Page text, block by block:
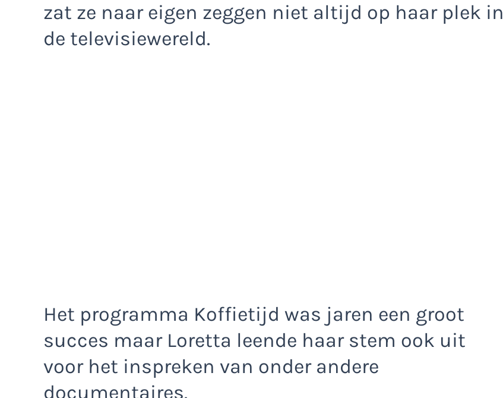
zat ze naar eigen zeggen niet altijd op haar plek in
de televisiewereld.
Het programma Koffietijd was jaren een groot
succes maar Loretta leende haar stem ook uit
voor het inspreken van onder andere
documentaires.